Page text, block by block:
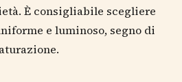
È consigliabile scegliere
e luminoso, segno di